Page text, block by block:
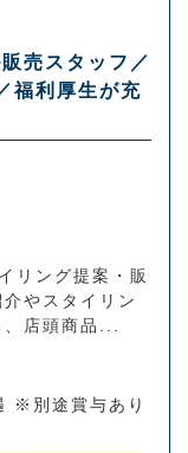
売スタッフ／
福利厚生が充
リング提案・販
やスタイリン
店頭商品...
※別途賞与あり